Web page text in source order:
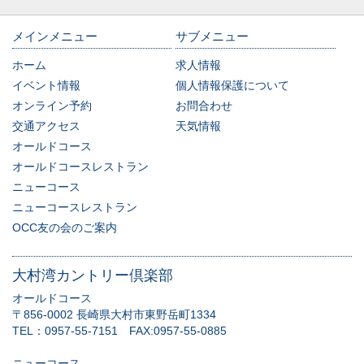
メインメニュー
ホーム
イベント情報
オンライン予約
交通アクセス
オールドコース
オールドコースレストラン
ニューコース
ニューコースレストラン
OCC友の会のご案内
サブメニュー
求人情報
個人情報保護について
お問合わせ
天気情報
大村湾カントリー倶楽部
オールドコース
〒856-0002 長崎県大村市東野岳町1334
TEL： 0957-55-7151 FAX:0957-55-0885